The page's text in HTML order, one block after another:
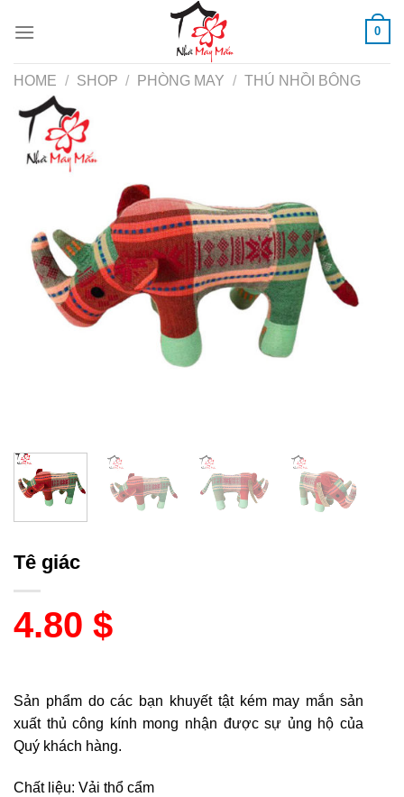
0
HOME / SHOP / PHÒNG MAY / THÚ NHỒI BÔNG
Tê giác
4.80 $
Sản phẩm do các bạn khuyết tật kém may mắn sản
xuất thủ công kính mong nhận được sự ủng hộ của
Quý khách hàng.
Chất liệu: Vải thổ cẩm